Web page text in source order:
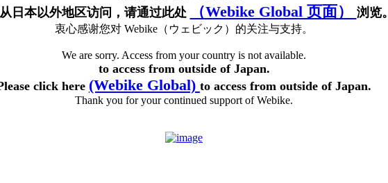
日本以外地区访问，请通过此处 （Webike Global 页面） 浏览。
衷心感谢您对 Webike（ウェビック）的关注与支持。
We are sorry. Access from your country is not available.
to access from outside of Japan.
click here (Webike Global) to access from outside of Japan.
Thank you for your continued support of Webike.